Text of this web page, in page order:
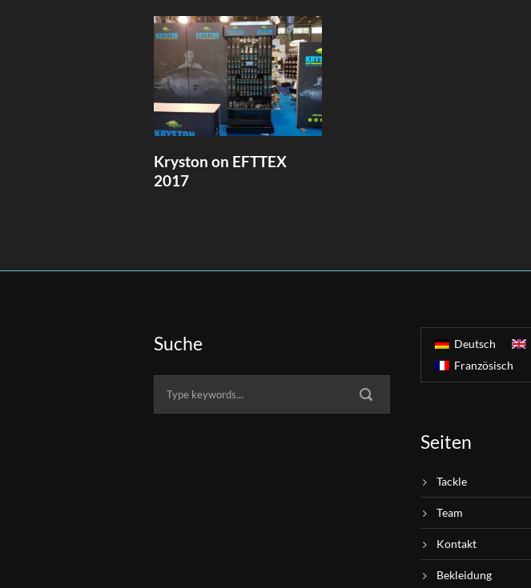
Kryston on EFTTEX
2017
Suche Deutsch
Französisch
Seiten
Tackle
Team
Kontakt
Bekleidung